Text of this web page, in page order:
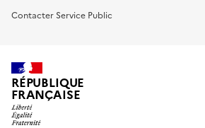
Contacter Service Public
RÉPUBLIQUE
FRANÇAISE